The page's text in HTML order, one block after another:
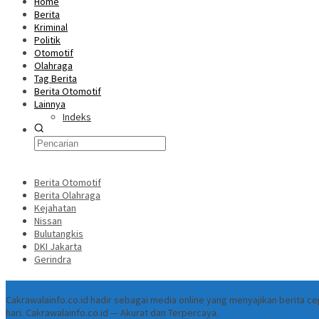
Berita
Kriminal
Politik
Otomotif
Olahraga
Tag Berita
Berita Otomotif
Lainnya
Indeks
Berita Otomotif
Berita Olahraga
Kejahatan
Nissan
Bulutangkis
DKI Jakarta
Gerindra
Cakrawalainfo.co.id hadir sebagai media online yang menyajikan berita
hari. Cakrawalainfo.co.id — Akurat dan Terpercaya.